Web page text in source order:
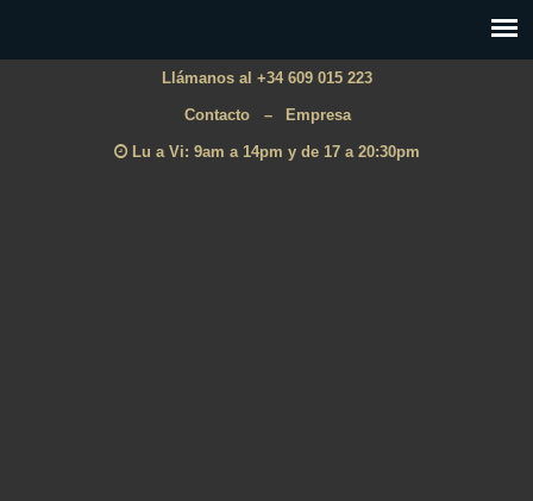
Llámanos al +34 609 015 223
Contacto – Empresa
Lu a Vi: 9am a 14pm y de 17 a 20:30pm